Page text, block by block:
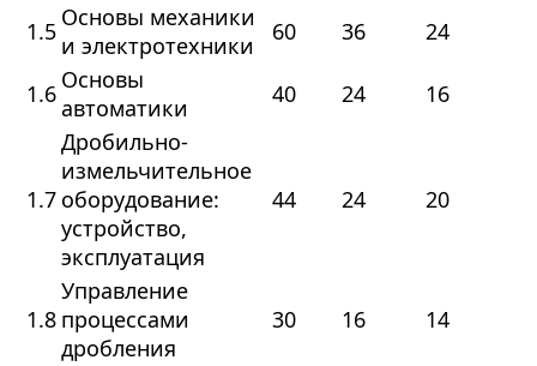
1.5 Основы механики
и электротехники
60 36 24
1.6 Основы
автоматики
40 24 16
1.7
Дробильно-
измельчительное
оборудование:
устройство,
эксплуатация
44 24 20
1.8
Управление
процессами
дробления
30 16 14